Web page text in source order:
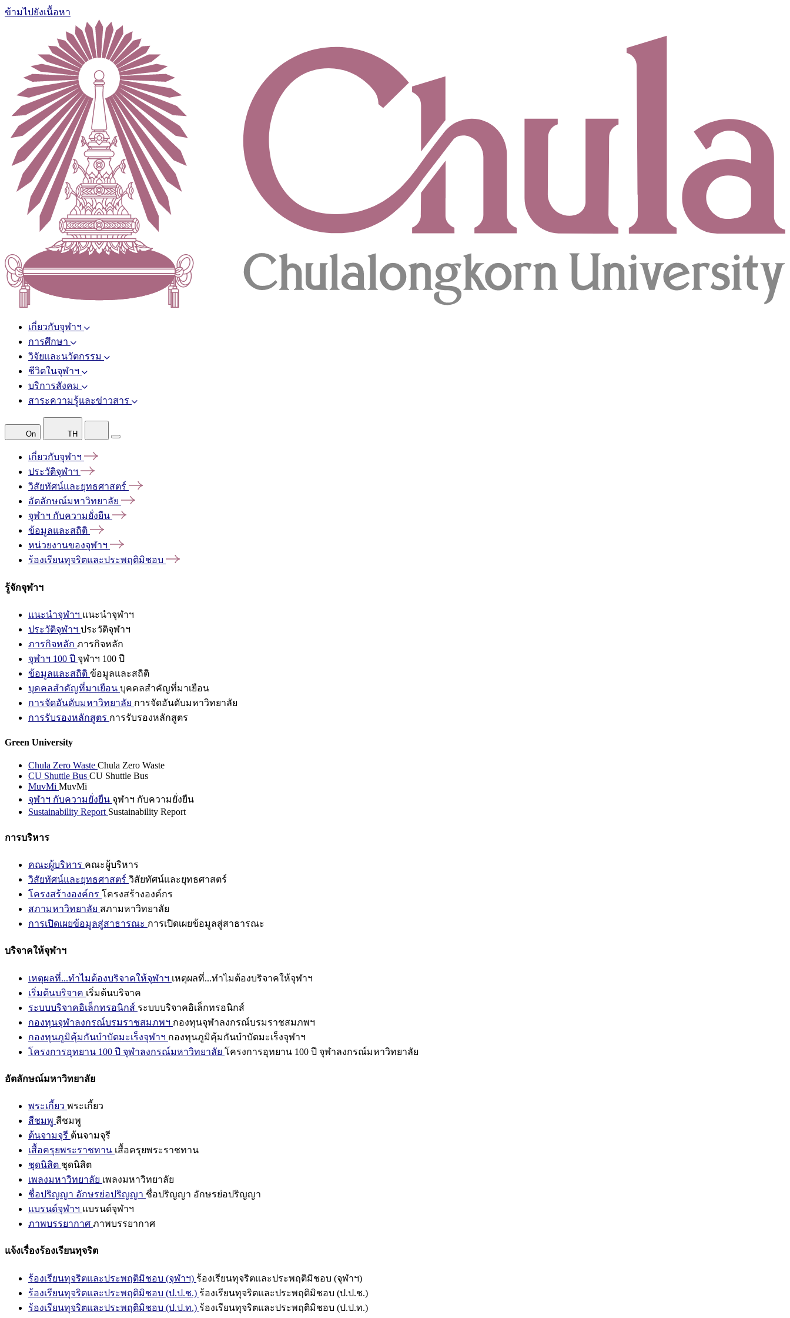
ข้ามไปยังเนื้อหา
เกี่ยวกับจุฬาฯ
การศึกษา
วิจัยและนวัตกรรม
ชีวิตในจุฬาฯ
บริการสังคม
สาระความรู้และข่าวสาร
On TH
เกี่ยวกับจุฬาฯ
ประวัติจุฬาฯ
วิสัยทัศน์และยุทธศาสตร์
อัตลักษณ์มหาวิทยาลัย
จุฬาฯ กับความยั่งยืน
ข้อมูลและสถิติ
หน่วยงานของจุฬาฯ
ร้องเรียนทุจริตและประพฤติมิชอบ
รู้จักจุฬาฯ
แนะนำจุฬาฯ แนะนำจุฬาฯ
ประวัติจุฬาฯ ประวัติจุฬาฯ
ภารกิจหลัก ภารกิจหลัก
จุฬาฯ 100 ปี จุฬาฯ 100 ปี
ข้อมูลและสถิติ ข้อมูลและสถิติ
บุคคลสำคัญที่มาเยือน บุคคลสำคัญที่มาเยือน
การจัดอันดับมหาวิทยาลัย การจัดอันดับมหาวิทยาลัย
การรับรองหลักสูตร การรับรองหลักสูตร
Green University
Chula Zero Waste Chula Zero Waste
CU Shuttle Bus CU Shuttle Bus
MuvMi MuvMi
จุฬาฯ กับความยั่งยืน จุฬาฯ กับความยั่งยืน
Sustainability Report Sustainability Report
การบริหาร
คณะผู้บริหาร คณะผู้บริหาร
วิสัยทัศน์และยุทธศาสตร์ วิสัยทัศน์และยุทธศาสตร์
โครงสร้างองค์กร โครงสร้างองค์กร
สภามหาวิทยาลัย สภามหาวิทยาลัย
การเปิดเผยข้อมูลสู่สาธารณะ การเปิดเผยข้อมูลสู่สาธารณะ
บริจาคให้จุฬาฯ
เหตุผลที่...ทำไมต้องบริจาคให้จุฬาฯ เหตุผลที่...ทำไมต้องบริจาคให้จุฬาฯ
เริ่มต้นบริจาค เริ่มต้นบริจาค
ระบบบริจาคอิเล็กทรอนิกส์ ระบบบริจาคอิเล็กทรอนิกส์
กองทุนจุฬาลงกรณ์บรมราชสมภพฯ กองทุนจุฬาลงกรณ์บรมราชสมภพฯ
กองทุนภูมิคุ้มกันบำบัดมะเร็งจุฬาฯ กองทุนภูมิคุ้มกันบำบัดมะเร็งจุฬาฯ
โครงการอุทยาน 100 ปี จุฬาลงกรณ์มหาวิทยาลัย โครงการอุทยาน 100 ปี จุฬาลงกรณ์มหาวิทยาลัย
อัตลักษณ์มหาวิทยาลัย
พระเกี้ยว พระเกี้ยว
สีชมพู สีชมพู
ต้นจามจุรี ต้นจามจุรี
เสื้อครุยพระราชทาน เสื้อครุยพระราชทาน
ชุดนิสิต ชุดนิสิต
เพลงมหาวิทยาลัย เพลงมหาวิทยาลัย
ชื่อปริญญา อักษรย่อปริญญา ชื่อปริญญา อักษรย่อปริญญา
แบรนด์จุฬาฯ แบรนด์จุฬาฯ
ภาพบรรยากาศ ภาพบรรยากาศ
แจ้งเรื่องร้องเรียนทุจริต
ร้องเรียนทุจริตและประพฤติมิชอบ (จุฬาฯ) ร้องเรียนทุจริตและประพฤติมิชอบ (จุฬาฯ)
ร้องเรียนทุจริตและประพฤติมิชอบ (ป.ป.ช.) ร้องเรียนทุจริตและประพฤติมิชอบ (ป.ป.ช.)
ร้องเรียนทุจริตและประพฤติมิชอบ (ป.ป.ท.) ร้องเรียนทุจริตและประพฤติมิชอบ (ป.ป.ท.)